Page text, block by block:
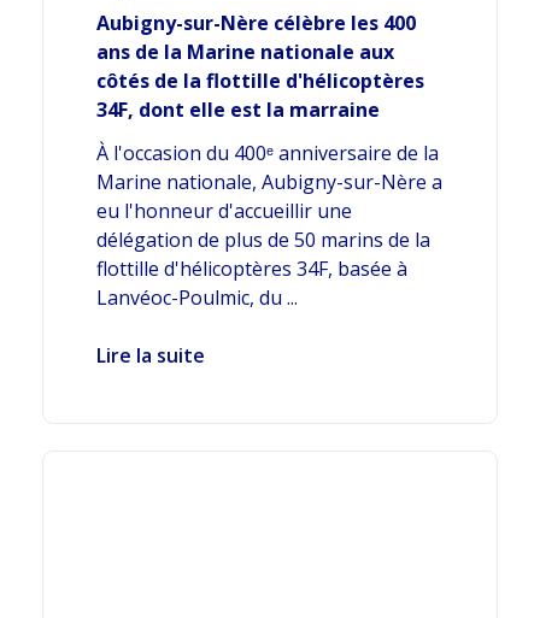
Aubigny-sur-Nère célèbre les 400
ans de la Marine nationale aux
côtés de la flottille d'hélicoptères
34F, dont elle est la marraine
À l'occasion du 400ᵉ anniversaire de la
Marine nationale, Aubigny-sur-Nère a
eu l'honneur d'accueillir une
délégation de plus de 50 marins de la
flottille d'hélicoptères 34F, basée à
Lanvéoc-Poulmic, du ...
Lire la suite